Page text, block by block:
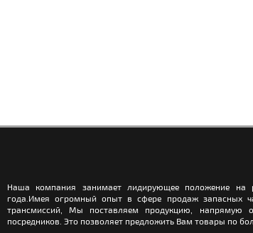
Наша компания занимает лидирующее положение на
года.Имея огромный опыт в сфере продаж запасных
трансмиссий, Мы поставляем продукцию, напрямую
посредников. Это позволяет предложить Вам товары по